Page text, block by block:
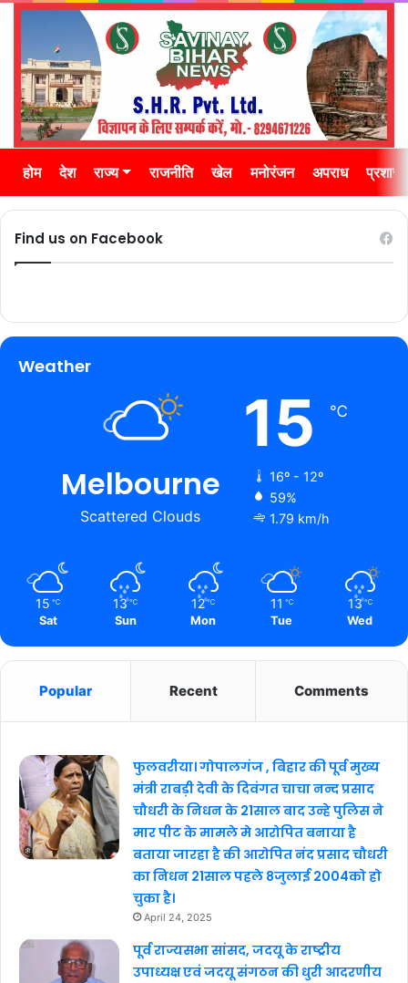
होम देश राज्य राजनीति खेल मनोरंजन अपराध
Find us on Facebook
Weather
Melbourne
Scattered Clouds
15 ℃
16º - 12º
59%
1.79 km/h
15 ℃
Sat
13 ℃
Sun
12 ℃
Mon
11 ℃
Tue
13 ℃
Wed
Popular Recent Comments
फुलवरीया। गोपालगंज , बिहार की पूर्व मुख्य
मंत्री राबड़ी देवी के दिवंगत चाचा नन्द प्रसाद
चौधरी के निधन के 21साल बाद उन्हे पुलिस ने
मार पीट के मामले मे आरोपित बनाया है
बताया जारहा है की आरोपित नंद प्रसाद चौधरी
का निधन 21साल पहले 8जुलाई 2004को हो
चुका है।
April 24, 2025
पूर्व राज्यसभा सांसद, जदयू के राष्ट्रीय
उपाध्यक्ष एवं जदयू संगठन की धुरी आदरणीय